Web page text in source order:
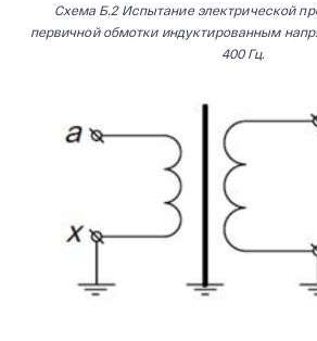
Схема Б.2 Испытание электрической
первичной обмотки индуктированным
400 Гц.